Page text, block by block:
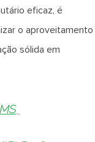
eficaz, é
o aproveitamento
sólida em
,